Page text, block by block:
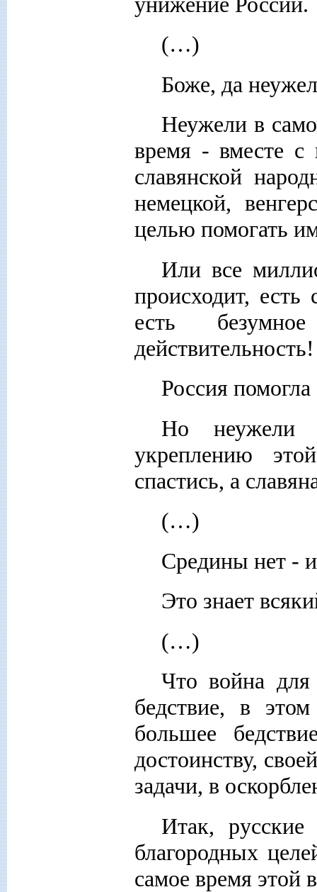
(…)
Боже, да
Неужели в
время - вместе с
славянской
немецкой,
целью помогать
Или все
происходит,
есть
действительность!
Россия
Но неужели
укреплению
спастись, а
(…)
Средины нет -
Это знает
(…)
Что война
бедствие, в
большее
достоинству,
задачи, в
Итак,
благородных
самое время этой